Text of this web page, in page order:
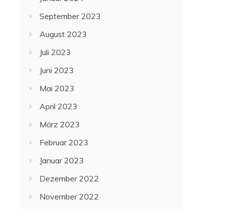
September 2023
August 2023
Juli 2023
Juni 2023
Mai 2023
April 2023
März 2023
Februar 2023
Januar 2023
Dezember 2022
November 2022